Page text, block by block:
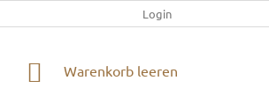
ÜBER UNS
Login
WARENKORB
Warenkorb leeren